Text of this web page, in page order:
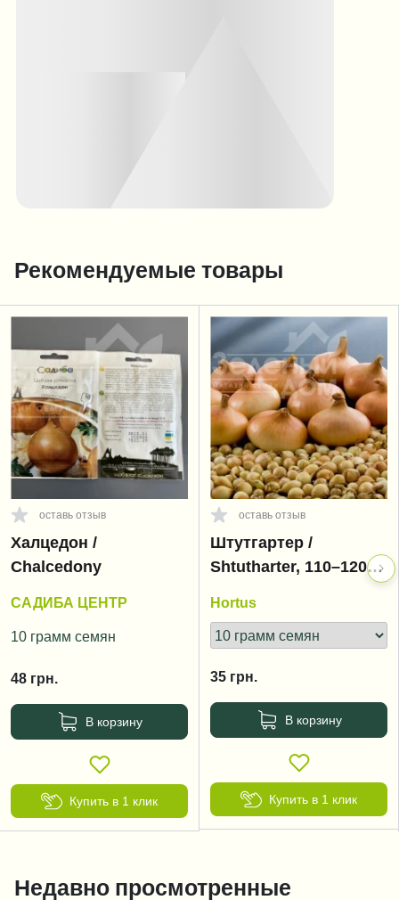
Рекомендуемые товары
оставь отзыв
Халцедон /
Chalcedony
САДИБА ЦЕНТР
10 грамм семян
48 грн.
В корзину
Купить в 1 клик
оставь отзыв
Штутгартер /
Shtutharter, 110–120
Hortus
35 грн.
В корзину
Купить в 1 клик
Недавно просмотренные